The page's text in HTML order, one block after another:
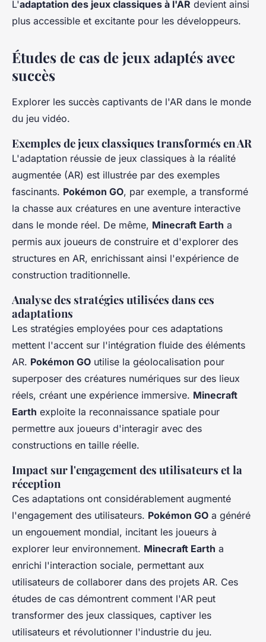
L'adaptation des jeux classiques à l'AR devient ainsi
plus accessible et excitante pour les développeurs.
Études de cas de jeux adaptés avec
succès
Explorer les succès captivants de l'AR dans le monde
du jeu vidéo.
Exemples de jeux classiques transformés en AR
L'adaptation réussie de jeux classiques à la réalité
augmentée (AR) est illustrée par des exemples
fascinants. Pokémon GO, par exemple, a transformé
la chasse aux créatures en une aventure interactive
dans le monde réel. De même, Minecraft Earth a
permis aux joueurs de construire et d'explorer des
structures en AR, enrichissant ainsi l'expérience de
construction traditionnelle.
Analyse des stratégies utilisées dans ces
adaptations
Les stratégies employées pour ces adaptations
mettent l'accent sur l'intégration fluide des éléments
AR. Pokémon GO utilise la géolocalisation pour
superposer des créatures numériques sur des lieux
réels, créant une expérience immersive. Minecraft
Earth exploite la reconnaissance spatiale pour
permettre aux joueurs d'interagir avec des
constructions en taille réelle.
Impact sur l'engagement des utilisateurs et la
réception
Ces adaptations ont considérablement augmenté
l'engagement des utilisateurs. Pokémon GO a généré
un engouement mondial, incitant les joueurs à
explorer leur environnement. Minecraft Earth a
enrichi l'interaction sociale, permettant aux
utilisateurs de collaborer dans des projets AR. Ces
études de cas démontrent comment l'AR peut
transformer des jeux classiques, captiver les
utilisateurs et révolutionner l'industrie du jeu.